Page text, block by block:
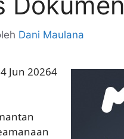
Dani Maulana
Jun 20264